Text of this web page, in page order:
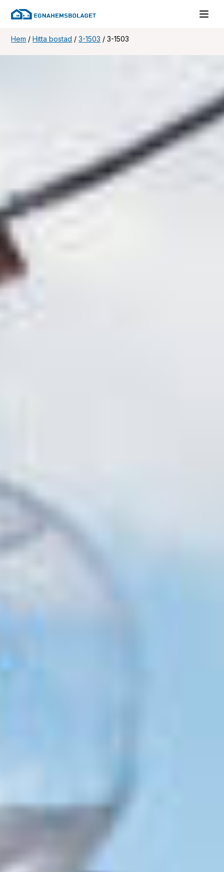
Hem /Hitta bostad /3-1503 /3-1503